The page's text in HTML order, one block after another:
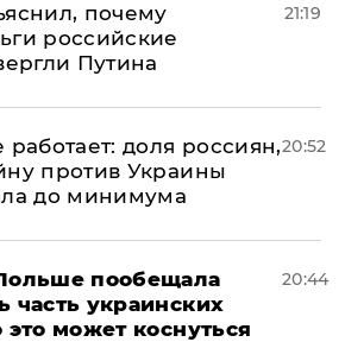
почему
российские
Путина
21:19
доля россиян,
против Украины
до минимума
20:52
пообещала
часть украинских
может коснуться
20:44